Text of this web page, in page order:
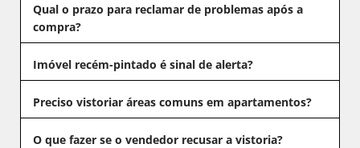
Qual o prazo para reclamar de problemas após a
compra?
Imóvel recém-pintado é sinal de alerta?
Preciso vistoriar áreas comuns em apartamentos?
O que fazer se o vendedor recusar a vistoria?